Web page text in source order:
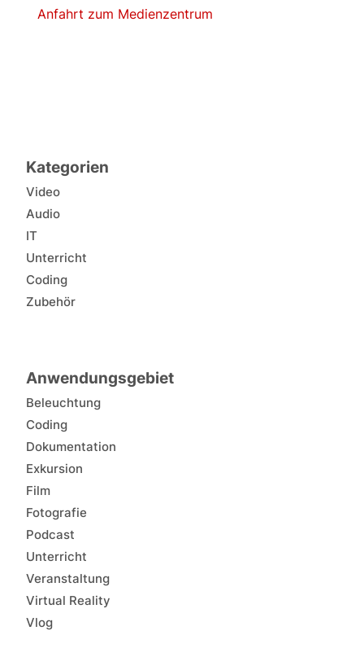
Anfahrt zum Medienzentrum
Kategorien
Video
Audio
IT
Unterricht
Coding
Zubehör
Anwendungsgebiet
Beleuchtung
Coding
Dokumentation
Exkursion
Film
Fotografie
Podcast
Unterricht
Veranstaltung
Virtual Reality
Vlog